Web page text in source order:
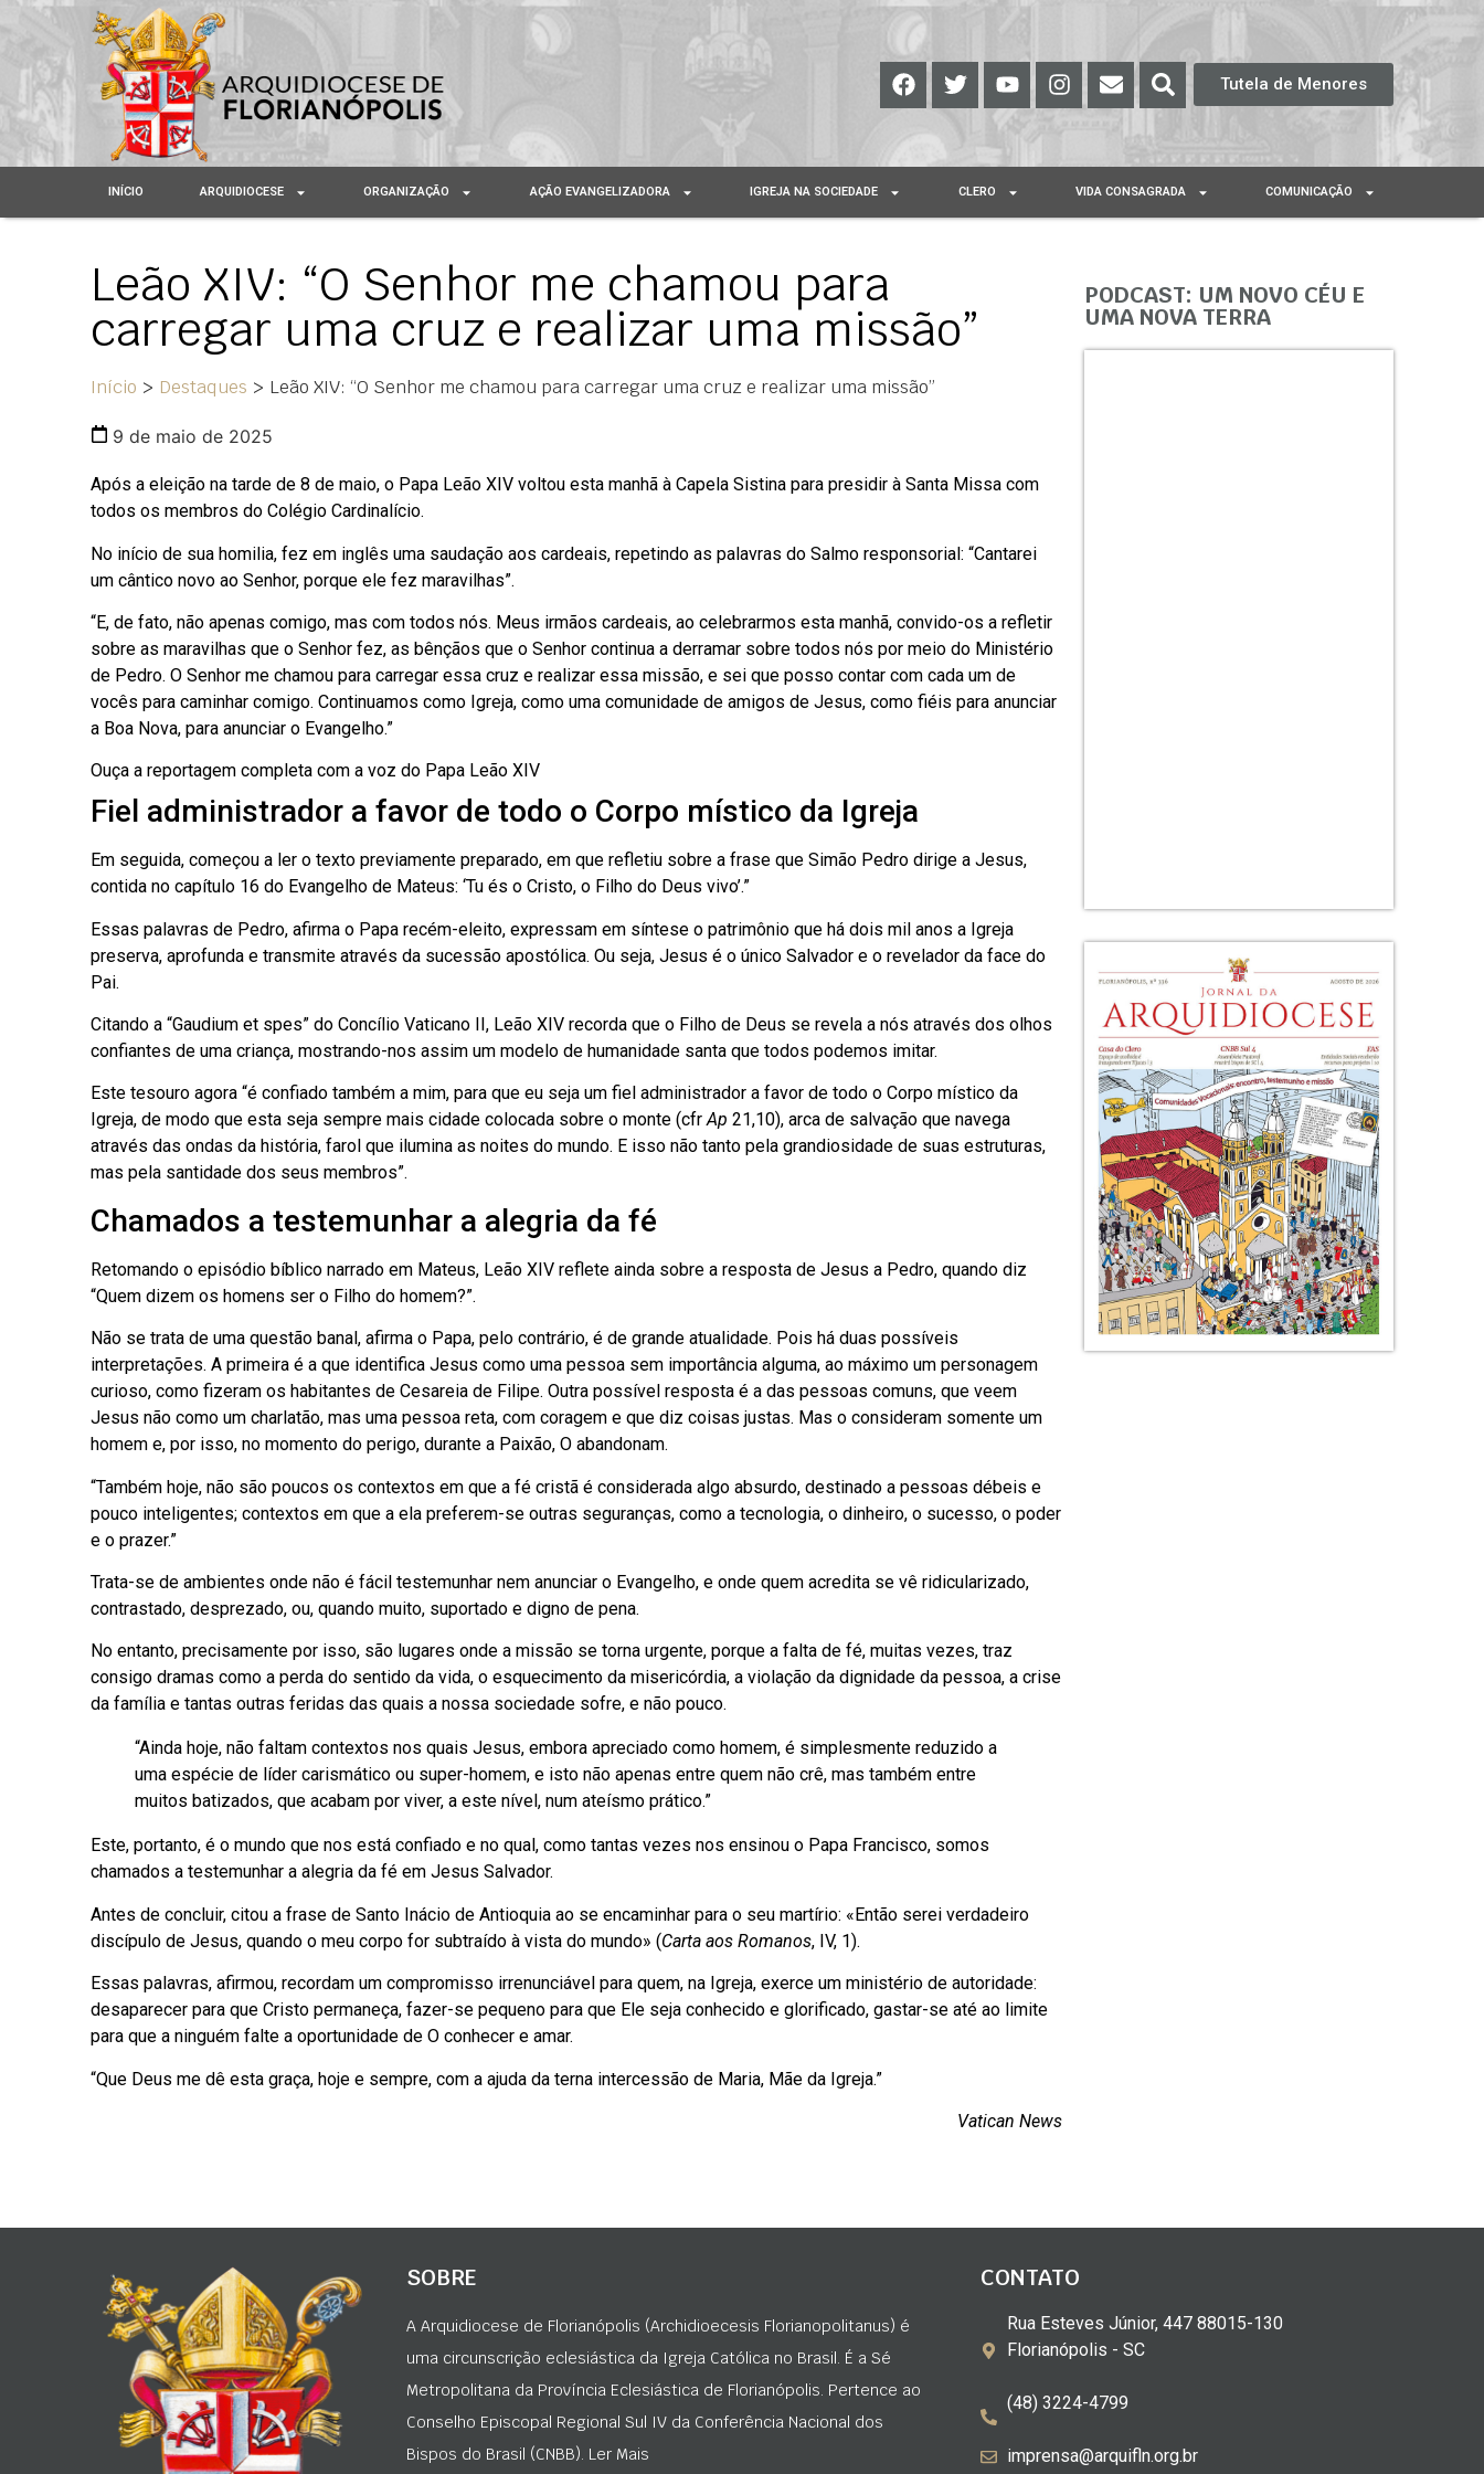
Tutela de Menores
INÍCIO ARQUIDIOCESE ORGANIZAÇÃO AÇÃO EVANGELIZADORA IGREJA NA SOCIEDADE CLERO VIDA CONSAGRADA COMUNICAÇÃO
Leão XIV: “O Senhor me chamou para
carregar uma cruz e realizar uma missão”
Início > Destaques > Leão XIV: “O Senhor me chamou para carregar uma cruz e realizar uma missão”
9 de maio de 2025
Após a eleição na tarde de 8 de maio, o Papa Leão XIV voltou esta manhã à Capela Sistina para presidir à Santa Missa com
todos os membros do Colégio Cardinalício.
No início de sua homilia, fez em inglês uma saudação aos cardeais, repetindo as palavras do Salmo responsorial: “Cantarei
um cântico novo ao Senhor, porque ele fez maravilhas”.
“E, de fato, não apenas comigo, mas com todos nós. Meus irmãos cardeais, ao celebrarmos esta manhã, convido-os a refletir
sobre as maravilhas que o Senhor fez, as bênçãos que o Senhor continua a derramar sobre todos nós por meio do Ministério
de Pedro. O Senhor me chamou para carregar essa cruz e realizar essa missão, e sei que posso contar com cada um de
vocês para caminhar comigo. Continuamos como Igreja, como uma comunidade de amigos de Jesus, como fiéis para anunciar
a Boa Nova, para anunciar o Evangelho.”
Ouça a reportagem completa com a voz do Papa Leão XIV
Fiel administrador a favor de todo o Corpo místico da Igreja
Em seguida, começou a ler o texto previamente preparado, em que refletiu sobre a frase que Simão Pedro dirige a Jesus,
contida no capítulo 16 do Evangelho de Mateus: ‘Tu és o Cristo, o Filho do Deus vivo’.”
Essas palavras de Pedro, afirma o Papa recém-eleito, expressam em síntese o patrimônio que há dois mil anos a Igreja
preserva, aprofunda e transmite através da sucessão apostólica. Ou seja, Jesus é o único Salvador e o revelador da face do
Pai.
Citando a “Gaudium et spes” do Concílio Vaticano II, Leão XIV recorda que o Filho de Deus se revela a nós através dos olhos
confiantes de uma criança, mostrando-nos assim um modelo de humanidade santa que todos podemos imitar.
Este tesouro agora “é confiado também a mim, para que eu seja um fiel administrador a favor de todo o Corpo místico da
Igreja, de modo que esta seja sempre mais cidade colocada sobre o monte (cfrAp 21,10), arca de salvação que navega
através das ondas da história, farol que ilumina as noites do mundo. E isso não tanto pela grandiosidade de suas estruturas,
mas pela santidade dos seus membros”.
Chamados a testemunhar a alegria da fé
Retomando o episódio bíblico narrado em Mateus, Leão XIV reflete ainda sobre a resposta de Jesus a Pedro, quando diz
“Quem dizem os homens ser o Filho do homem?”.
Não se trata de uma questão banal, afirma o Papa, pelo contrário, é de grande atualidade. Pois há duas possíveis
interpretações. A primeira é a que identifica Jesus como uma pessoa sem importância alguma, ao máximo um personagem
curioso, como fizeram os habitantes de Cesareia de Filipe. Outra possível resposta é a das pessoas comuns, que veem
Jesus não como um charlatão, mas uma pessoa reta, com coragem e que diz coisas justas. Mas o consideram somente um
homem e, por isso, no momento do perigo, durante a Paixão, O abandonam.
“Também hoje, não são poucos os contextos em que a fé cristã é considerada algo absurdo, destinado a pessoas débeis e
pouco inteligentes; contextos em que a ela preferem-se outras seguranças, como a tecnologia, o dinheiro, o sucesso, o poder
e o prazer.”
Trata-se de ambientes onde não é fácil testemunhar nem anunciar o Evangelho, e onde quem acredita se vê ridicularizado,
contrastado, desprezado, ou, quando muito, suportado e digno de pena.
No entanto, precisamente por isso, são lugares onde a missão se torna urgente, porque a falta de fé, muitas vezes, traz
consigo dramas como a perda do sentido da vida, o esquecimento da misericórdia, a violação da dignidade da pessoa, a crise
da família e tantas outras feridas das quais a nossa sociedade sofre, e não pouco.
“Ainda hoje, não faltam contextos nos quais Jesus, embora apreciado como homem, é simplesmente reduzido a
uma espécie de líder carismático ou super-homem, e isto não apenas entre quem não crê, mas também entre
muitos batizados, que acabam por viver, a este nível, num ateísmo prático.”
Este, portanto, é o mundo que nos está confiado e no qual, como tantas vezes nos ensinou o Papa Francisco, somos
chamados a testemunhar a alegria da fé em Jesus Salvador.
Antes de concluir, citou a frase de Santo Inácio de Antioquia ao se encaminhar para o seu martírio: «Então serei verdadeiro
discípulo de Jesus, quando o meu corpo for subtraído à vista do mundo» (Carta aos Romanos, IV, 1).
Essas palavras, afirmou, recordam um compromisso irrenunciável para quem, na Igreja, exerce um ministério de autoridade:
desaparecer para que Cristo permaneça, fazer-se pequeno para que Ele seja conhecido e glorificado, gastar-se até ao limite
para que a ninguém falte a oportunidade de O conhecer e amar.
“Que Deus me dê esta graça, hoje e sempre, com a ajuda da terna intercessão de Maria, Mãe da Igreja.”
Vatican News
PODCAST: UM NOVO CÉU E
UMA NOVA TERRA
SOBRE
A Arquidiocese de Florianópolis (Archidioecesis Florianopolitanus) é
uma circunscrição eclesiástica da Igreja Católica no Brasil. É a Sé
Metropolitana da Província Eclesiástica de Florianópolis. Pertence ao
Conselho Episcopal Regional Sul IV da Conferência Nacional dos
Bispos do Brasil (CNBB). Ler Mais
CONTATO
Rua Esteves Júnior, 447 88015-130
Florianópolis - SC
(48) 3224-4799
imprensa@arquifln.org.br